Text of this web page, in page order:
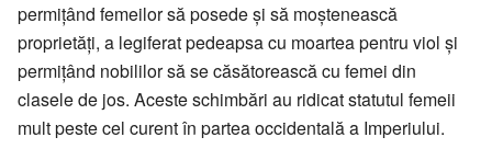
permițând femeilor să posede și să moștenească
proprietăți, a legiferat pedeapsa cu moartea pentru viol și
permițând nobililor să se căsătorească cu femei din
clasele de jos. Aceste schimbări au ridicat statutul femeii
mult peste cel curent în partea occidentală a Imperiului.